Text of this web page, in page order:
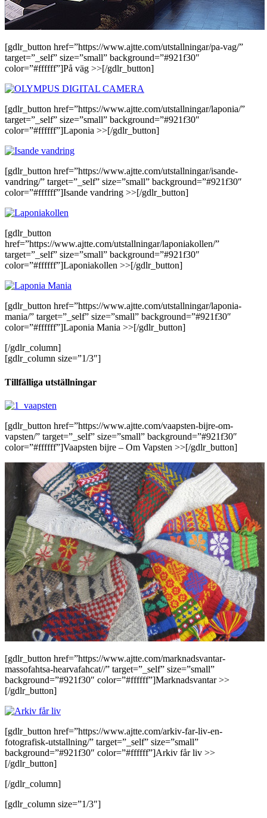
[gdlr_button href=”https://www.ajtte.com/utstallningar/pa-vag/”
target=”_self” size=”small” background=”#921f30″
color=”#ffffff”]På väg >>[/gdlr_button]
[gdlr_button href=”https://www.ajtte.com/utstallningar/laponia/”
target=”_self” size=”small” background=”#921f30″
color=”#ffffff”]Laponia >>[/gdlr_button]
[gdlr_button href=”https://www.ajtte.com/utstallningar/isande-
vandring/” target=”_self” size=”small” background=”#921f30″
color=”#ffffff”]Isande vandring >>[/gdlr_button]
[gdlr_button
href=”https://www.ajtte.com/utstallningar/laponiakollen/”
target=”_self” size=”small” background=”#921f30″
color=”#ffffff”]Laponiakollen >>[/gdlr_button]
[gdlr_button href=”https://www.ajtte.com/utstallningar/laponia-
mania/” target=”_self” size=”small” background=”#921f30″
color=”#ffffff”]Laponia Mania >>[/gdlr_button]
[/gdlr_column]
[gdlr_column size=”1/3″]
Tillfälliga utställningar
[gdlr_button href=”https://www.ajtte.com/vaapsten-bijre-om-
vapsten/” target=”_self” size=”small” background=”#921f30″
color=”#ffffff”]Vaapsten bijre – Om Vapsten >>[/gdlr_button]
[gdlr_button href=”https://www.ajtte.com/marknadsvantar-
massofahtsa-hearvafahcat//” target=”_self” size=”small”
background=”#921f30″ color=”#ffffff”]Marknadsvantar >>
[/gdlr_button]
[gdlr_button href=”https://www.ajtte.com/arkiv-far-liv-en-
fotografisk-utstallning/” target=”_self” size=”small”
background=”#921f30″ color=”#ffffff”]Arkiv får liv >>
[/gdlr_button]
[/gdlr_column]
[gdlr_column size=”1/3″]